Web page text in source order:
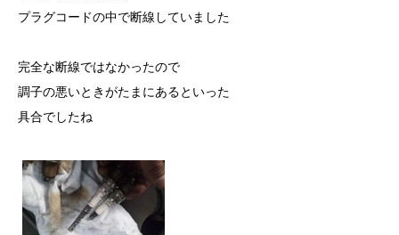
プラグコードの中で断線していました
完全な断線ではなかったので
調子の悪いときがたまにあるといった
具合でしたね